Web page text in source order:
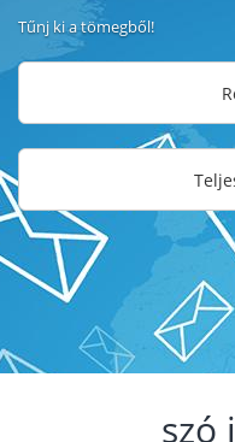
Tűnj ki a tömegből!
szó